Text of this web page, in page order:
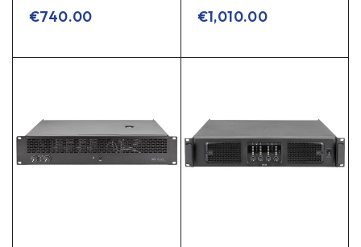
€740.00 €1,010.00